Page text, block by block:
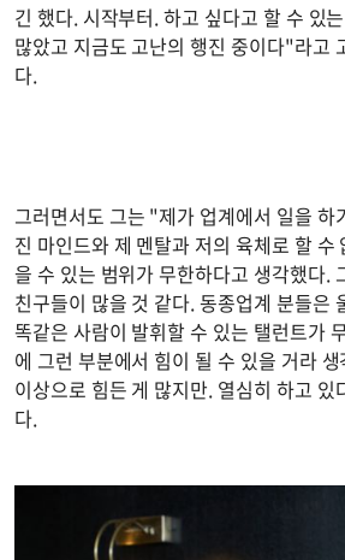
긴 했다. 시작부터. 하고 싶다고 할 수 있
많았고 지금도 고난의 행진 중이다"라고
다.
그러면서도 그는 "제가 업계에서 일을 하
진 마인드와 제 멘탈과 저의 육체로 할 수
을 수 있는 범위가 무한하다고 생각했다.
친구들이 많을 것 같다. 동종업계 분들은
똑같은 사람이 발휘할 수 있는 탤런트가
에 그런 부분에서 힘이 될 수 있을 거라
이상으로 힘든 게 많지만. 열심히 하고
다.